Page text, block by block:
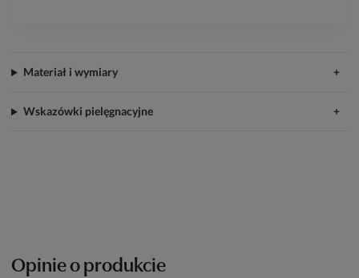
Materiał i wymiary
Wskazówki pielęgnacyjne
Opinie o produkcie